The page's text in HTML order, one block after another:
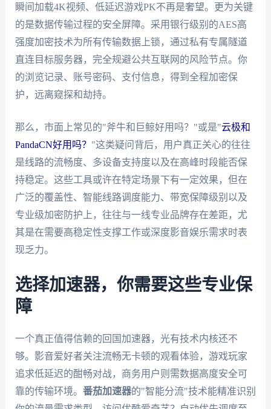
瞬间加载4K视频、低延迟游戏PK不再是奢望。更为关键
的是数据传输过程的安全屏障。采用银行级别的AES高
强度加密技术为所有传输数据上锁，通过私有专属隧道
直连目标服务器，完全规避公共互联网的风险节点。你
的浏览记录、账号密码、支付信息，得到全程加密保
护，远离窥探和劫持。
那么，市面上常见的"斧牛和巨鲸好用吗？"或是"云极和
PandaCN好用吗？ "这类疑问背后，用户真正关心的往往
是线路的流畅度、多设备支持度以及在高峰时段能否保
持稳定。这些工具或许在特定场景下有一定效果，但在
广泛的覆盖性、智能线路调度能力、带宽保障级别以及
专业级加密防护上，往往与一线专业品牌存在差距，尤
其是在需要高稳定性支撑工作或深度影音娱乐需求时表
现乏力。
选择加速器，你需要这些专业保
障
一个真正值得信赖的回国加速器，光有技术内核还不
够。影音爱好者关注流畅无卡顿的观看体验，游戏玩家
追求低延迟的酣畅对战，商务用户则需数据高度安全可
靠的传输环境。 番茄加速器的"智能分流"技术能精准识别